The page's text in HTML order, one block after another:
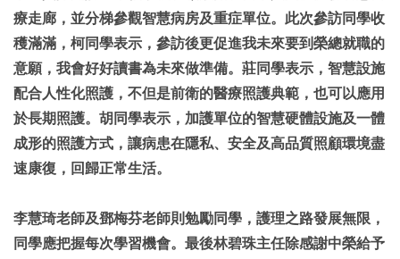
療走廊，並分梯參觀智慧病房及重症單位。此次參訪同學收
穫滿滿，柯同學表示，參訪後更促進我未來要到榮總就職的
意願，我會好好讀書為未來做準備。莊同學表示，智慧設施
配合人性化照護，不但是前衛的醫療照護典範，也可以應用
於長期照護。胡同學表示，加護單位的智慧硬體設施及一體
成形的照護方式，讓病患在隱私、安全及高品質照顧環境盡
速康復，回歸正常生活。
李慧琦老師及鄧梅芬老師則勉勵同學，護理之路發展無限，
同學應把握每次學習機會。 最後林碧珠主任除感謝中榮給予